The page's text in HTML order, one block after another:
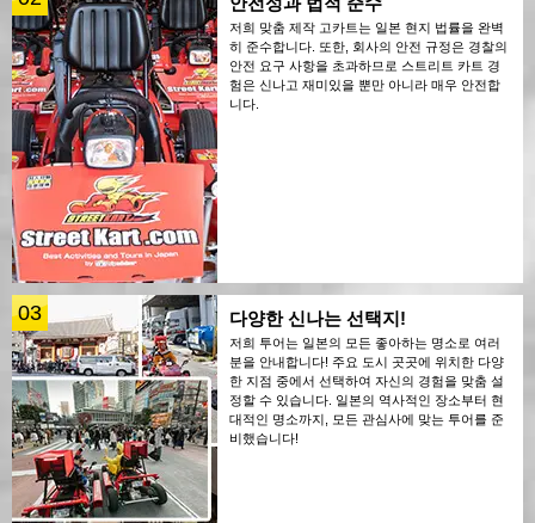
저희 맞춤 제작 고카트는 일본 현지 법률을 완벽
히 준수합니다. 또한, 회사의 안전 규정은 경찰의
안전 요구 사항을 초과하므로 스트리트 카트 경
험은 신나고 재미있을 뿐만 아니라 매우 안전합
니다.
03 다양한 신나는 선택지!
저희 투어는 일본의 모든 좋아하는 명소로 여러
분을 안내합니다! 주요 도시 곳곳에 위치한 다양
한 지점 중에서 선택하여 자신의 경험을 맞춤 설
정할 수 있습니다. 일본의 역사적인 장소부터 현
대적인 명소까지, 모든 관심사에 맞는 투어를 준
비했습니다!